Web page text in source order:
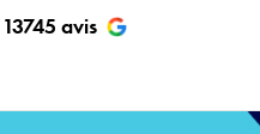
13745 avis